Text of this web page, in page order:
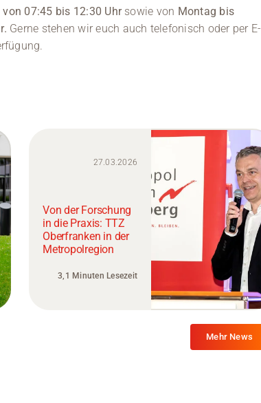
07:45 bis 12:30 Uhrsowie von Montag bis
Gerne stehen wir euch auch telefonisch oder per E-
27.03.2026
Von der Forschung
in die Praxis: TTZ
Oberfranken in der
Metropolregion
3,1 Minuten Lesezeit
Mehr News